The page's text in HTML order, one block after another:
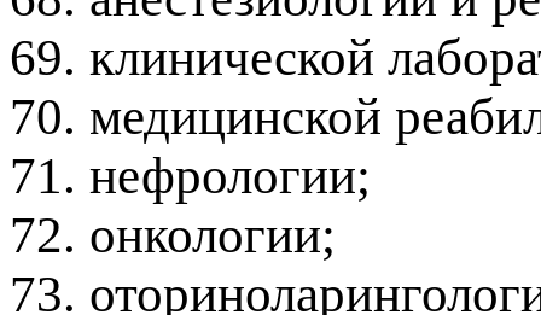
69. клинической
70. медицинской
71. нефрологии;
72. онкологии;
73.